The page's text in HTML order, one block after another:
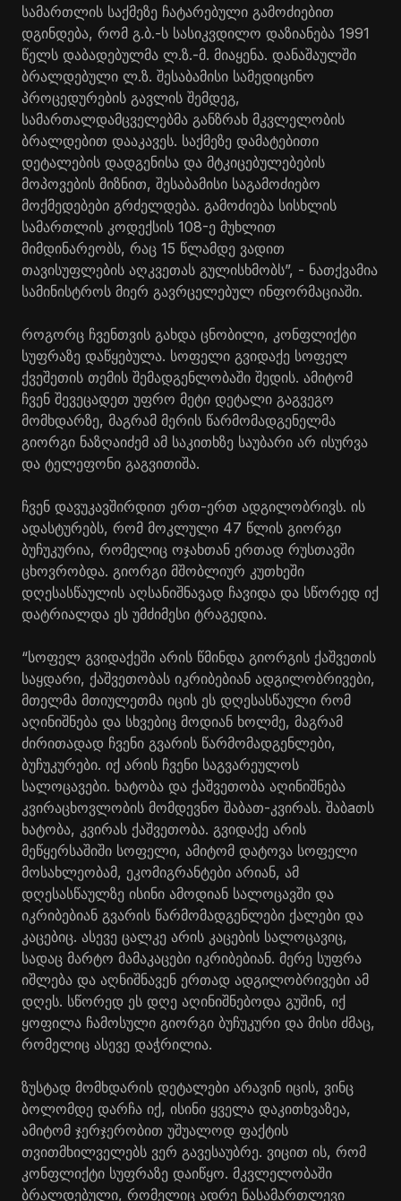
სამართლის საქმეზე ჩატარებული გამოძიებით
დგინდება, რომ გ.ბ.-ს სასიკვდილო დაზიანება 1991
წელს დაბადებულმა ლ.ზ.-მ. მიაყენა. დანაშაულში
ბრალდებული ლ.ზ. შესაბამისი სამედიცინო
პროცედურების გავლის შემდეგ,
სამართალდამცველებმა განზრახ მკვლელობის
ბრალდებით დააკავეს. საქმეზე დამატებითი
დეტალების დადგენისა და მტკიცებულებების
მოპოვების მიზნით, შესაბამისი საგამოძიებო
მოქმედებები გრძელდება. გამოძიება სისხლის
სამართლის კოდექსის 108-ე მუხლით
მიმდინარეობს, რაც 15 წლამდე ვადით
თავისუფლების აღკვეთას გულისხმობს”, - ნათქვამია
სამინისტროს მიერ გავრცელებულ ინფორმაციაში.
როგორც ჩვენთვის გახდა ცნობილი, კონფლიქტი
სუფრაზე დაწყებულა. სოფელი გვიდაქე სოფელ
ქვეშეთის თემის შემადგენლობაში შედის. ამიტომ
ჩვენ შევეცადეთ უფრო მეტი დეტალი გაგვეგო
მომხდარზე, მაგრამ მერის წარმომადგენელმა
გიორგი ნაზღაიძემ ამ საკითხზე საუბარი არ ისურვა
და ტელეფონი გაგვითიშა.
ჩვენ დავუკავშირდით ერთ-ერთ ადგილობრივს. ის
ადასტურებს, რომ მოკლული 47 წლის გიორგი
ბუჩუკურია, რომელიც ოჯახთან ერთად რუსთავში
ცხოვრობდა. გიორგი მშობლიურ კუთხეში
დღესასწაულის აღსანიშნავად ჩავიდა და სწორედ იქ
დატრიალდა ეს უმძიმესი ტრაგედია.
“სოფელ გვიდაქეში არის წმინდა გიორგის ქაშვეთის
საყდარი, ქაშვეთობას იკრიბებიან ადგილობრივები,
მთელმა მთიულეთმა იცის ეს დღესასწაული რომ
აღინიშნება და სხვებიც მოდიან ხოლმე, მაგრამ
ძირითადად ჩვენი გვარის წარმომადგენლები,
ბუჩუკურები. იქ არის ჩვენი საგვარეულოს
სალოცავები. ხატობა და ქაშვეთობა აღინიშნება
კვირაცხოვლობის მომდევნო შაბათ-კვირას. შაბaთს
ხატობა, კვირას ქაშვეთობა. გვიდაქე არის
მეწყერსაშიში სოფელი, ამიტომ დატოვა სოფელი
მოსახლეობამ, ეკომიგრანტები არიან, ამ
დღესასწაულზე ისინი ამოდიან სალოცავში და
იკრიბებიან გვარის წარმომადგენლები ქალები და
კაცებიც. ასევე ცალკე არის კაცების სალოცავიც,
სადაც მარტო მამაკაცები იკრიბებიან. მერე სუფრა
იშლება და აღნიშნავენ ერთად ადგილობრივები ამ
დღეს. სწორედ ეს დღე აღინიშნებოდა გუშინ, იქ
ყოფილა ჩამოსული გიორგი ბუჩუკური და მისი ძმაც,
რომელიც ასევე დაჭრილია.
ზუსტად მომხდარის დეტალები არავინ იცის, ვინც
ბოლომდე დარჩა იქ, ისინი ყველა დაკითხვაზეა,
ამიტომ ჯერჯერობით უშუალოდ ფაქტის
თვითმხილველებს ვერ გავესაუბრე. ვიცით ის, რომ
კონფლიქტი სუფრაზე დაიწყო. მკვლელობაში
ბრალდებული, რომელიც ადრე ნასამართლევი